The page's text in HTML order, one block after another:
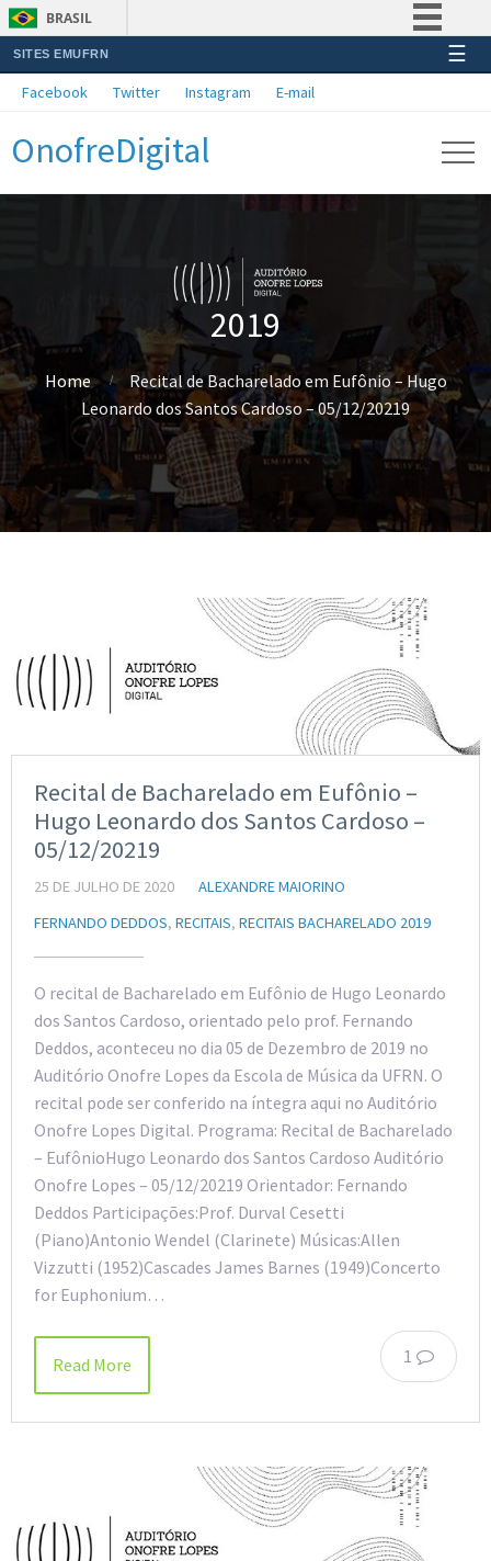
BRASIL
Simplifique!
Acesso à informação
SITES EMUFRN ☰
Facebook Twitter Instagram E-mail
OnofreDigital
2019
Home
Recital de Bacharelado em Eufônio – Hugo
Leonardo dos Santos Cardoso – 05/12/20219
Recital de Bacharelado em Eufônio –
Hugo Leonardo dos Santos Cardoso –
05/12/20219
25 DE JULHO DE 2020
ALEXANDRE MAIORINO
FERNANDO DEDDOS, RECITAIS, RECITAIS BACHARELADO 2019
O recital de Bacharelado em Eufônio de Hugo Leonardo
dos Santos Cardoso, orientado pelo prof. Fernando
Deddos, aconteceu no dia 05 de Dezembro de 2019 no
Auditório Onofre Lopes da Escola de Música da UFRN. O
recital pode ser conferido na íntegra aqui no Auditório
Onofre Lopes Digital. Programa: Recital de Bacharelado
– EufônioHugo Leonardo dos Santos Cardoso Auditório
Onofre Lopes – 05/12/20219 Orientador: Fernando
Deddos Participações:Prof. Durval Cesetti
(Piano)Antonio Wendel (Clarinete) Músicas:Allen
Vizzutti (1952)Cascades James Barnes (1949)Concerto
for Euphonium…
1
Read More